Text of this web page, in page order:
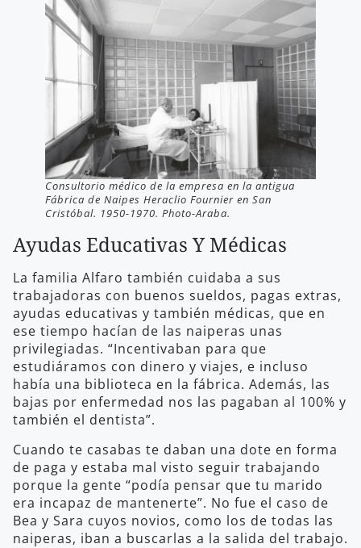
Consultorio médico de la empresa en la antigua
Fábrica de Naipes Heraclio Fournier en San
Cristóbal. 1950-1970. Photo-Araba.
Ayudas Educativas Y Médicas
La familia Alfaro también cuidaba a sus
trabajadoras con buenos sueldos, pagas extras,
ayudas educativas y también médicas, que en
ese tiempo hacían de las naiperas unas
privilegiadas. “Incentivaban para que
estudiáramos con dinero y viajes, e incluso
había una biblioteca en la fábrica. Además, las
bajas por enfermedad nos las pagaban al 100% y
también el dentista”.
Cuando te casabas te daban una dote en forma
de paga y estaba mal visto seguir trabajando
porque la gente “podía pensar que tu marido
era incapaz de mantenerte”. No fue el caso de
Bea y Sara cuyos novios, como los de todas las
naiperas, iban a buscarlas a la salida del trabajo.